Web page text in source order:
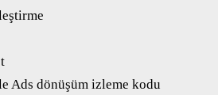
Ads dönüşüm izleme kodu